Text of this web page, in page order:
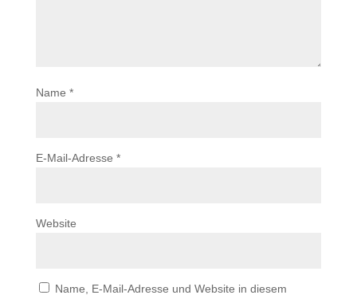
Name *
E-Mail-Adresse *
Website
Name, E-Mail-Adresse und Website in diesem